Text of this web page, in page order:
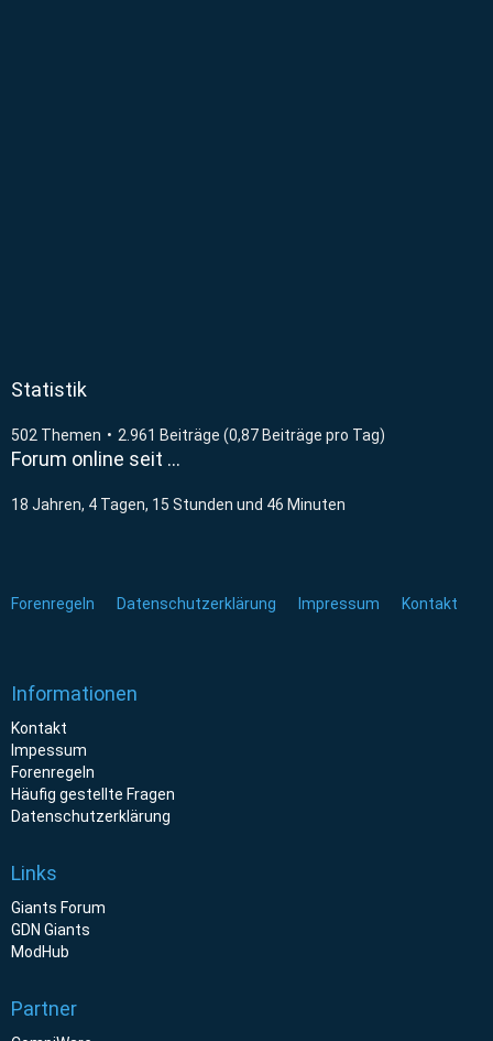
Statistik
502 Themen 2.961 Beiträge (0,87 Beiträge pro Tag)
Forum online seit …
18 Jahren, 4 Tagen, 15 Stunden und 46 Minuten
Forenregeln Datenschutzerklärung Impressum Kontakt
Informationen
Kontakt
Impessum
Forenregeln
Häufig gestellte Fragen
Datenschutzerklärung
Links
Giants Forum
GDN Giants
ModHub
Partner